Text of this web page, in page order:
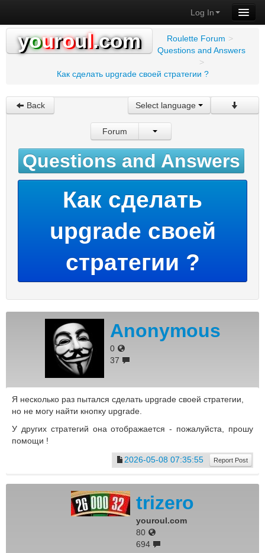
Log In
youroul.com Roulette Forum >
Questions and Answers
>
Как сделать upgrade своей стратегии ?
Back Select language
Forum
Questions and Answers
Как сделать
upgrade своей
стратегии ?
Anonymous
0
37
Я несколько раз пытался сделать upgrade своей стратегии,
но не могу найти кнопку upgrade.
У других стратегий она отображается - пожалуйста, прошу
помощи !
2026-05-08 07:35:55
Report Post
trizero
youroul.com
80
694